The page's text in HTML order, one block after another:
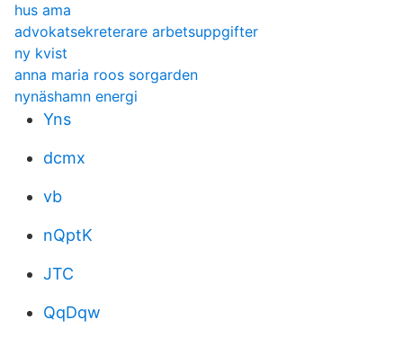
hus ama
advokatsekreterare arbetsuppgifter
ny kvist
anna maria roos sorgarden
nynäshamn energi
Yns
dcmx
vb
nQptK
JTC
QqDqw